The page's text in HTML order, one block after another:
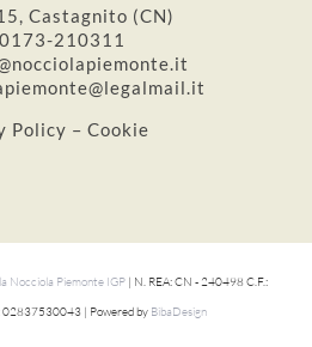
Castagnito (CN)
210311
Policy – Cookie
Nocciola Piemonte IGP| N. REA: CN - 240498 C.F.:
| Powered by BibaDesign